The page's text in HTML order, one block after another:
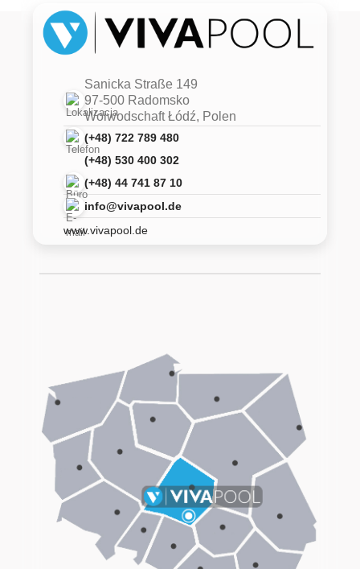
Sanicka Straße 149
97-500 Radomsko
Woiwodschaft Łódź, Polen
(+48) 722 789 480
(+48) 530 400 302
(+48) 44 741 87 10
info@vivapool.de
www.vivapool.de